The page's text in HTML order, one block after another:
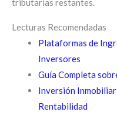
Lecturas Recomendadas
Plataformas de
Inversores
Guía Completa
Inversión
Rentabilidad